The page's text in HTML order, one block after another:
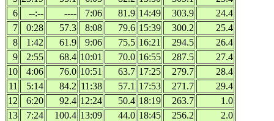
6
--:-- ---- 7:06 81.9 14:49 303.9
24.4
7
0:28 57.3 8:08 79.6 15:39 300.2
25.4
8
1:42 61.9 9:06 75.5 16:21 294.5
26.4
9
2:55 68.4 10:01 70.0 16:55 287.5
27.4
10
4:06 76.0 10:51 63.7 17:25 279.7
28.4
11
5:14 84.2 11:38 57.1 17:53 271.7
29.4
12
6:20 92.4 12:24 50.4 18:19 263.7
1.0
13
7:24 100.4 13:09 44.0 18:45 256.2
2.0